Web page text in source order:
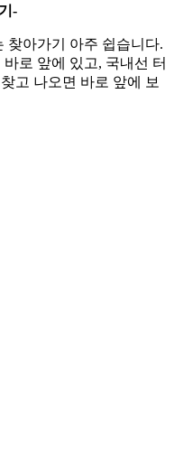
-
찾아가기 아주 쉽습니다.
로 앞에 있고, 국내선 터
고 나오면 바로 앞에 보